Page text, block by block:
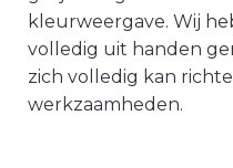
kleurweergave. Wij
volledig uit handen
zich volledig kan
werkzaamheden.